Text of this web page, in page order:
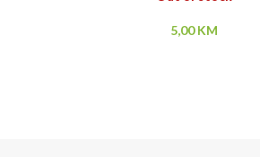
5,00KM